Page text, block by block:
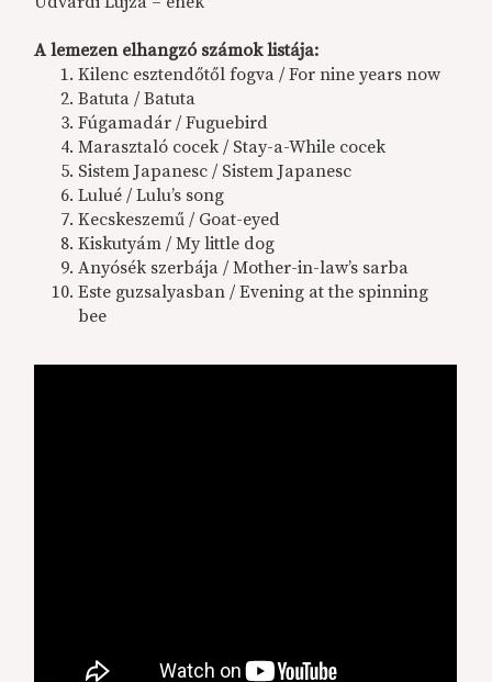
A lemezen elhangzó számok listája:
Kilenc esztendőtől fogva / For nine years now
Batuta / Batuta
Fúgamadár / Fuguebird
Marasztaló cocek / Stay-a-While cocek
Sistem Japanesc / Sistem Japanesc
Lulué / Lulu’s song
Kecskeszemű / Goat-eyed
Kiskutyám / My little dog
Anyósék szerbája / Mother-in-law’s sarba
Este guzsalyasban / Evening at the spinning
bee